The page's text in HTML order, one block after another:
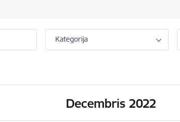
Kategorija
Decembris 2022